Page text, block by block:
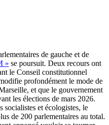
de gauche et de
» se poursuit. Deux recours ont
le Conseil constitutionnel
profondément le mode de
et que le gouvernement
les élections de mars 2026.
socialistes et écologistes, le
de 200 parlementaires au total.